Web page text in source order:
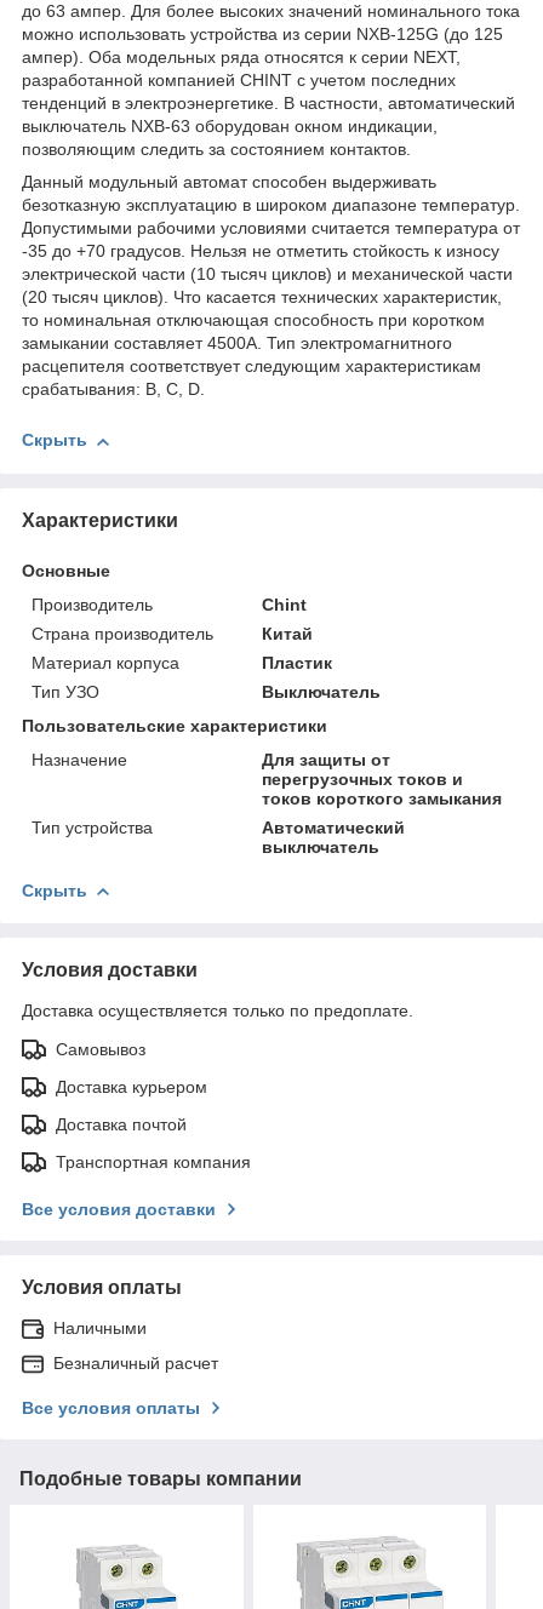
до 63 ампер. Для более высоких значений номинального тока
можно использовать устройства из серии NXB-125G (до 125
ампер). Оба модельных ряда относятся к серии NEXT,
разработанной компанией CHINT с учетом последних
тенденций в электроэнергетике. В частности, автоматический
выключатель NXB-63 оборудован окном индикации,
позволяющим следить за состоянием контактов.
Данный модульный автомат способен выдерживать
безотказную эксплуатацию в широком диапазоне температур.
Допустимыми рабочими условиями считается температура от
-35 до +70 градусов. Нельзя не отметить стойкость к износу
электрической части (10 тысяч циклов) и механической части
(20 тысяч циклов). Что касается технических характеристик,
то номинальная отключающая способность при коротком
замыкании составляет 4500А. Тип электромагнитного
расцепителя соответствует следующим характеристикам
срабатывания: B, C, D.
Скрыть
Характеристики
Основные
Производитель
Chint
Страна производитель
Китай
Материал корпуса
Пластик
Тип УЗО
Выключатель
Пользовательские характеристики
Назначение
Для защиты от
перегрузочных токов и
токов короткого замыкания
Тип устройства
Автоматический
выключатель
Скрыть
Условия доставки
Доставка осуществляется только по предоплате.
Самовывоз
Доставка курьером
Доставка почтой
Транспортная компания
Все условия доставки
Условия оплаты
Наличными
Безналичный расчет
Все условия оплаты
Подобные товары компании